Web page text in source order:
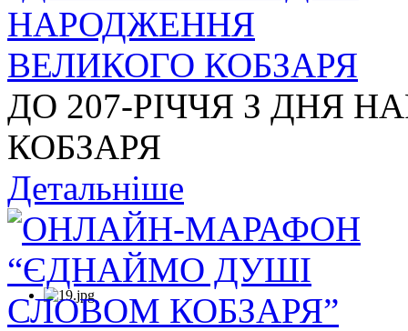
ДО 207-РІЧЧЯ З ДНЯ
КОБЗАРЯ
Детальніше